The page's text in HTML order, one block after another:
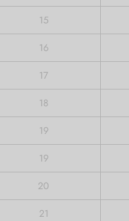
15
16
17
18
19
19
20
21